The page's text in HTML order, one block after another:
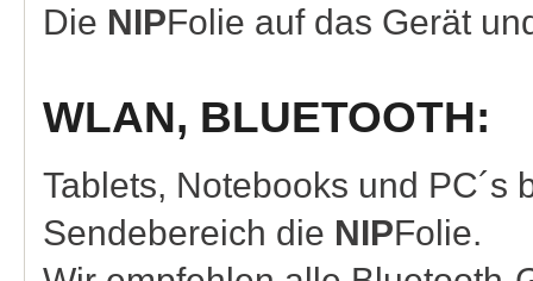
Die NIPFolie auf das Gerät
WLAN, BLUETOOTH:
Tablets, Notebooks und PC´s
Sendebereich die NIPFolie.